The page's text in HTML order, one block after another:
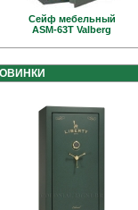
Сейф мебельный
ASM-63T Valberg